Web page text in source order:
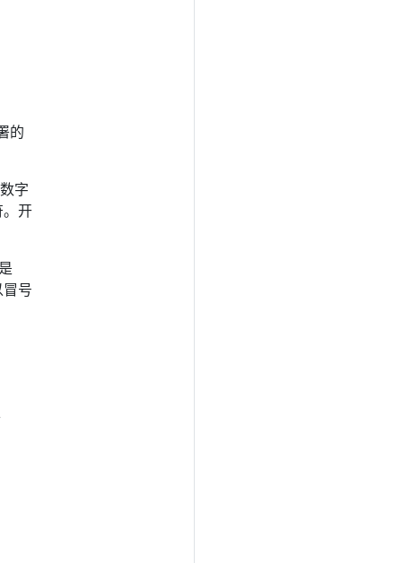
的
字
开
号